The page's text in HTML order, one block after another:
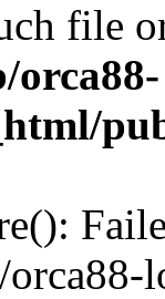
file
orca88-